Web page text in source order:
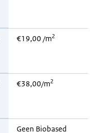
€19,00 /m2
€38,00/m2
Geen Biobased